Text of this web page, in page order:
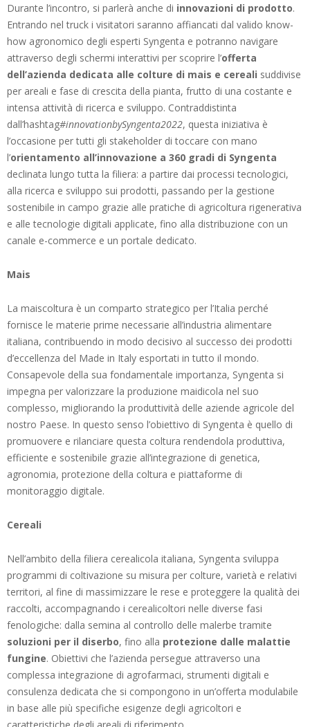
Durante l’incontro, si parlerà anche di innovazioni di prodotto.
Entrando nel truck i visitatori saranno affiancati dal valido know-
how agronomico degli esperti Syngenta e potranno navigare
attraverso degli schermi interattivi per scoprire l’offerta
dell’azienda dedicata alle colture di mais e cereali suddivise
per areali e fase di crescita della pianta, frutto di una costante e
intensa attività di ricerca e sviluppo. Contraddistinta
dall’hashtag#innovationbySyngenta2022, questa iniziativa è
l’occasione per tutti gli stakeholder di toccare con mano
l’orientamento all’innovazione a 360 gradi di Syngenta
declinata lungo tutta la filiera: a partire dai processi tecnologici,
alla ricerca e sviluppo sui prodotti, passando per la gestione
sostenibile in campo grazie alle pratiche di agricoltura rigenerativa
e alle tecnologie digitali applicate, fino alla distribuzione con un
canale e-commerce e un portale dedicato.
Mais
La maiscoltura è un comparto strategico per l’Italia perché
fornisce le materie prime necessarie all’industria alimentare
italiana, contribuendo in modo decisivo al successo dei prodotti
d’eccellenza del Made in Italy esportati in tutto il mondo.
Consapevole della sua fondamentale importanza, Syngenta si
impegna per valorizzare la produzione maidicola nel suo
complesso, migliorando la produttività delle aziende agricole del
nostro Paese. In questo senso l’obiettivo di Syngenta è quello di
promuovere e rilanciare questa coltura rendendola produttiva,
efficiente e sostenibile grazie all’integrazione di genetica,
agronomia, protezione della coltura e piattaforme di
monitoraggio digitale.
Cereali
Nell’ambito della filiera cerealicola italiana, Syngenta sviluppa
programmi di coltivazione su misura per colture, varietà e relativi
territori, al fine di massimizzare le rese e proteggere la qualità dei
raccolti, accompagnando i cerealicoltori nelle diverse fasi
fenologiche: dalla semina al controllo delle malerbe tramite
soluzioni per il diserbo, fino alla protezione dalle malattie
fungine. Obiettivi che l’azienda persegue attraverso una
complessa integrazione di agrofarmaci, strumenti digitali e
consulenza dedicata che si compongono in un’offerta modulabile
in base alle più specifiche esigenze degli agricoltori e
caratteristiche degli areali di riferimento.